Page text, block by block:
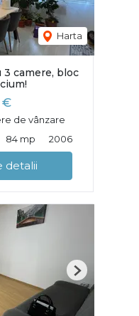
Harta
3 camere, bloc
€
de vânzare
84 mp 2006
detalii
Next